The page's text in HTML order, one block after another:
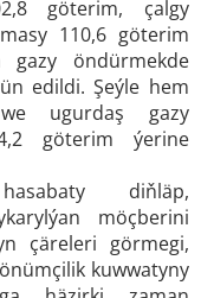
göterim, çalgy
110,6 göterim
gazy öndürmekde
edildi. Şeýle hem
ugurdaş gazy
göterim ýerine
diňläp,
möçberini
çäreleri görmegi,
kuwwatyny